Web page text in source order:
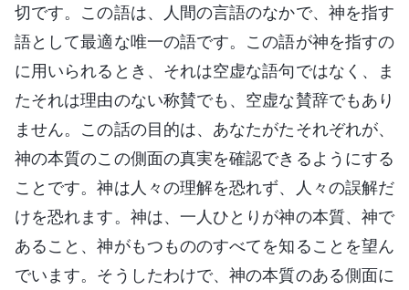
切です。この語は、人間の言語のなかで、神を指す
語として最適な唯一の語です。この語が神を指すの
に用いられるとき、それは空虚な語句ではなく、ま
たそれは理由のない称賛でも、空虚な賛辞でもあり
ません。この話の目的は、あなたがたそれぞれが、
神の本質のこの側面の真実を確認できるようにする
ことです。神は人々の理解を恐れず、人々の誤解だ
けを恐れます。神は、一人ひとりが神の本質、神で
あること、神がもつもののすべてを知ることを望ん
でいます。そうしたわけで、神の本質のある側面に